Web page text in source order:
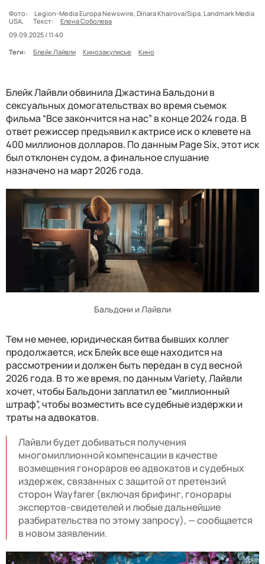
Фото:
Legion-Media Europa Newswire, Dinara Khairova/Sipa, Landmark Media
USA,
Текст:
Елена Соболева
09.09.2025 / 11:40
Теги:
Блейк Лайвли Кинозакулисье Кино
Блейк Лайвли обвинила Джастина Бальдони в
сексуальных домогательствах во время съемок
фильма “Все закончится на нас” в конце 2024 года. В
ответ режиссер предъявил к актрисе иск о клевете на
400 миллионов долларов. По данным Page Six, этот иск
был отклонен судом, а финальное слушание
назначено на март 2026 года.
Бальдони и Лайвли
Тем не менее, юридическая битва бывших коллег
продолжается, иск Блейк все еще находится на
рассмотрении и должен быть передан в суд весной
2026 года. В то же время, по данным Variety, Лайвли
хочет, чтобы Бальдони заплатил ее “миллионный
штраф”, чтобы возместить все судебные издержки и
траты на адвокатов.
Лайвли будет добиваться получения
многомиллионной компенсации в качестве
возмещения гонораров ее адвокатов и судебных
издержек, связанных с защитой от претензий
сторон Wayfarer (включая брифинг, гонорары
экспертов-свидетелей и любые дальнейшие
разбирательства по этому запросу), — сообщается
в новом заявлении.